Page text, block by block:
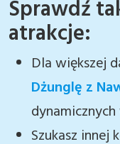
Sprawdź
atrakcje:
Dla większej
Dżunglę z
Szukasz innej